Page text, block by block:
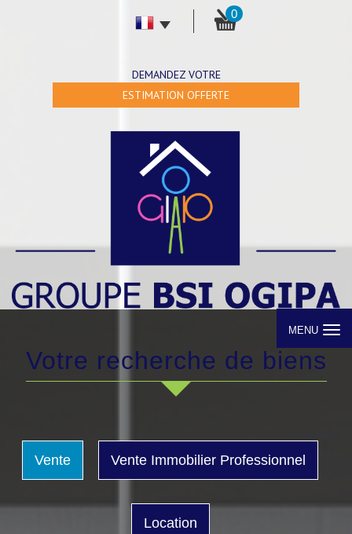
0
DEMANDEZ VOTRE
ESTIMATION OFFERTE
MENU
Votre recherche de biens
Vente Vente Immobilier Professionnel
Location